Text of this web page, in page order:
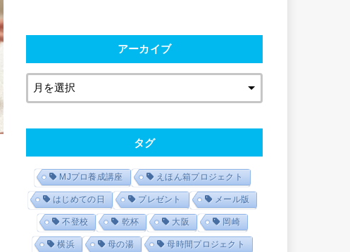
アーカイブ
タグ
MJプロ養成講座 えほん箱プロジェクト
はじめての日 プレゼント メール版
不登校 乾杯 大阪 岡崎
横浜 母の湯 母時間プロジェクト